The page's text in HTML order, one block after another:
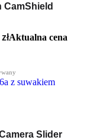
CamShield
złAktualna cena
Slider